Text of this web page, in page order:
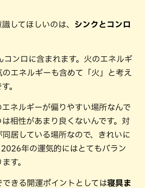
してほしいのは、 シンクとコンロ
コンロに含まれます。火のエネルギ
エネルギーも含めて「火」と考え
。
ネルギーが偏りやすい場所なんで
相性があまり良くないんです。対
居している場所なので、きれいに
年の運気的にはとてもバラン
す。
きる開運ポイントとしては寝具ま